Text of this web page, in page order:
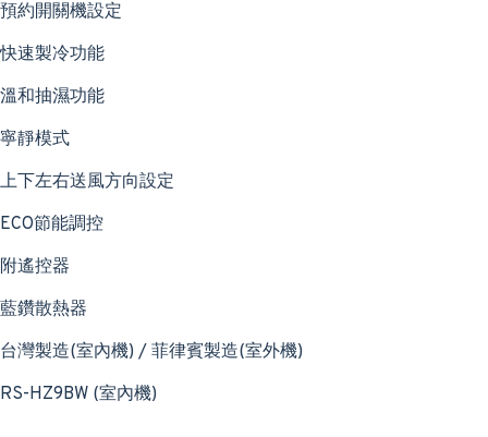
預約開關機設定
快速製冷功能
溫和抽濕功能
寧靜模式
上下左右送風方向設定
ECO節能調控
附遙控器
藍鑽散熱器
台灣製造(室內機) / 菲律賓製造(室外機)
RS-HZ9BW (室內機)